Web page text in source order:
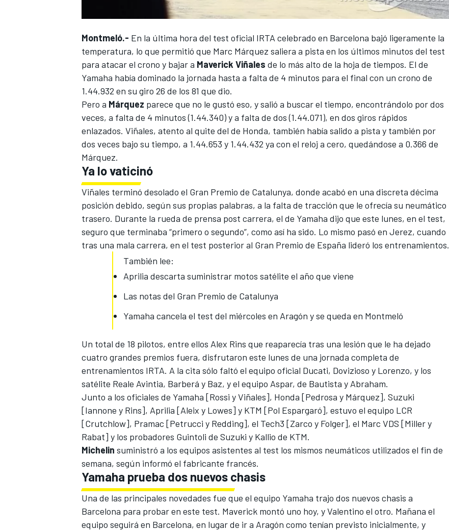
WRC
Montmeló.- En la última hora del test oficial IRTA celebrado en Barcelona bajó ligeramente la
temperatura, lo que permitió que Marc Márquez saliera a pista en los últimos minutos del test
para atacar el crono y bajar a Maverick Viñales de lo más alto de la hoja de tiempos. El de
Yamaha había dominado la jornada hasta a falta de 4 minutos para el final con un crono de
1.44.932 en su giro 26 de los 81 que dio.
Pero a Márquez parece que no le gustó eso, y salió a buscar el tiempo, encontrándolo por dos
veces, a falta de 4 minutos (1.44.340) y a falta de dos (1.44.071), en dos giros rápidos
enlazados. Viñales, atento al quite del de Honda, también había salido a pista y también por
dos veces bajo su tiempo, a 1.44.653 y 1.44.432 ya con el reloj a cero, quedándose a 0.366 de
Márquez.
Ya lo vaticinó
Viñales terminó desolado el Gran Premio de Catalunya, donde acabó en una discreta décima
posición debido, según sus propias palabras, a la falta de tracción que le ofrecía su neumático
trasero. Durante la rueda de prensa post carrera, el de Yamaha dijo que este lunes, en el test,
seguro que terminaba “primero o segundo”, como así ha sido. Lo mismo pasó en Jerez, cuando
tras una mala carrera, en el test posterior al Gran Premio de España lideró los entrenamientos.
También lee:
Aprilia descarta suministrar motos satélite el año que viene
Las notas del Gran Premio de Catalunya
Yamaha cancela el test del miércoles en Aragón y se queda en Montmeló
Un total de 18 pilotos, entre ellos Alex Rins que reaparecía tras una lesión que le ha dejado
cuatro grandes premios fuera, disfrutaron este lunes de una jornada completa de
entrenamientos IRTA. A la cita sólo faltó el equipo oficial Ducati, Dovizioso y Lorenzo, y los
satélite Reale Avintia, Barberá y Baz, y el equipo Aspar, de Bautista y Abraham.
Junto a los oficiales de Yamaha [Rossi y Viñales], Honda [Pedrosa y Márquez], Suzuki
[Iannone y Rins], Aprilia [Aleix y Lowes] y KTM [Pol Espargaró], estuvo el equipo LCR
[Crutchlow], Pramac [Petrucci y Redding], el Tech3 [Zarco y Folger], el Marc VDS [Miller y
Rabat] y los probadores Guintoli de Suzuki y Kallio de KTM.
Michelin suministró a los equipos asistentes al test los mismos neumáticos utilizados el fin de
semana, según informó el fabricante francés.
Yamaha prueba dos nuevos chasis
Una de las principales novedades fue que el equipo Yamaha trajo dos nuevos chasis a
Barcelona para probar en este test. Maverick montó uno hoy, y Valentino el otro. Mañana el
equipo seguirá en Barcelona, en lugar de ir a Aragón como tenían previsto inicialmente, y